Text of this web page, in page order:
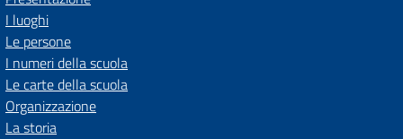
I luoghi
Le persone
I numeri della scuola
Le carte della scuola
Organizzazione
La storia